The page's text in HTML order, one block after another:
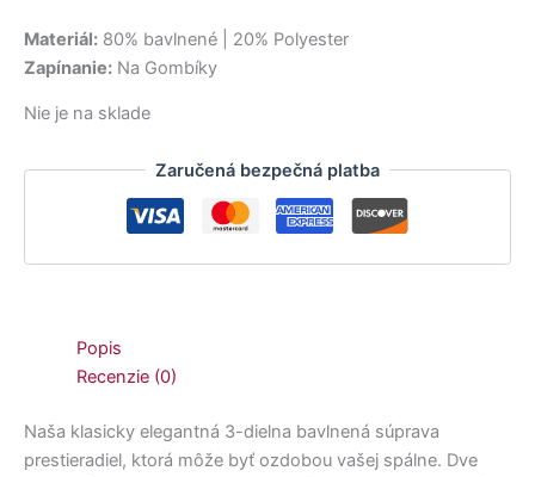
Materiál: 80% bavlnené | 20% Polyester
Zapínanie: Na Gombíky
Nie je na sklade
Zaručená bezpečná platba
Popis
Recenzie (0)
Naša klasicky elegantná 3-dielna bavlnená súprava
prestieradiel, ktorá môže byť ozdobou vašej spálne. Dve